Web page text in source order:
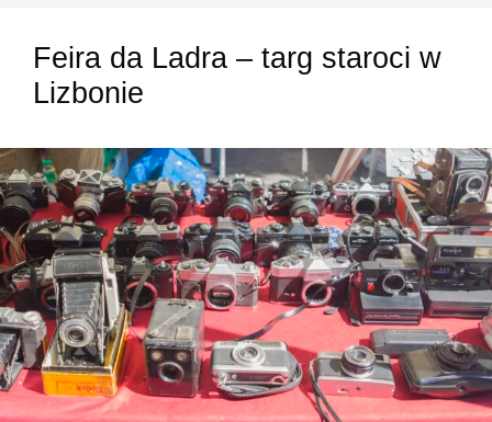
Feira da Ladra – targ staroci w
Lizbonie